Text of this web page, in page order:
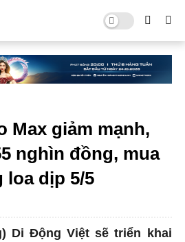
Max giảm mạnh,
nghìn đồng, mua
loa dịp 5/5
Di Động Việt sẽ triển khai